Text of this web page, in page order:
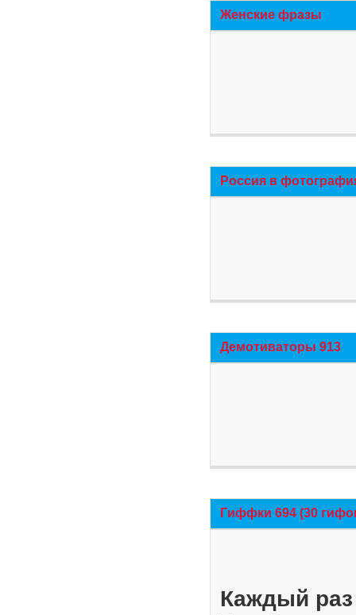
Женские фразы
Россия в
Демотиваторы 913
Гиффки 694 (30
Каждый